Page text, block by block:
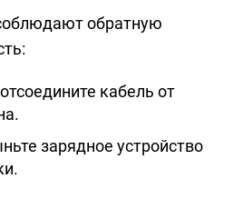
обратную
кабель от
зарядное устройство